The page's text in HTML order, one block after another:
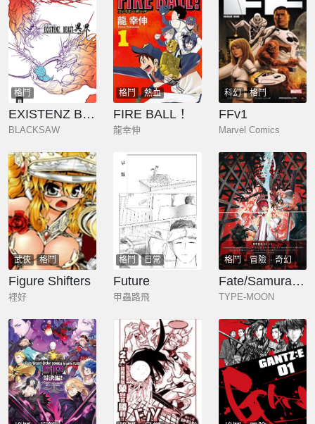
格鬥
EXISTENZ BEAST 異界魔獸篇
BLACKSAW
格鬥 熱血
FIRE BALL！
龍幸伸
科幻 格鬥
FFv1
Marvel Comics
武俠 格鬥
Figure Shifters
裡好
格鬥 日常
Future
甲蟲路飛
格鬥 冒險 奇幻
Fate/Samurai Remnant material 廣安盈月食錄
TYPE-MOON